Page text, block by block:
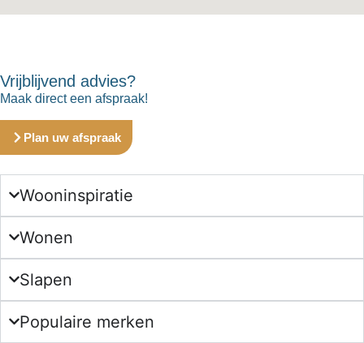
Vrijblijvend advies?
Maak direct een afspraak!
Plan uw afspraak
Wooninspiratie
Wonen
Slapen
Populaire merken